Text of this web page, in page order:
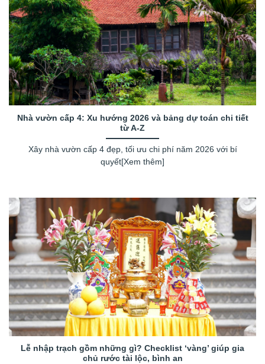
Nhà vườn cấp 4: Xu hướng 2026 và bảng dự toán chi tiết
từ A-Z
Xây nhà vườn cấp 4 đẹp, tối ưu chi phí năm 2026 với bí
quyết[Xem thêm]
Lễ nhập trạch gồm những gì? Checklist ‘vàng’ giúp gia
chủ rước tài lộc, bình an